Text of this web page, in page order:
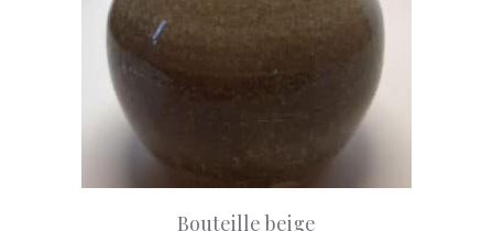
Bouteille beige